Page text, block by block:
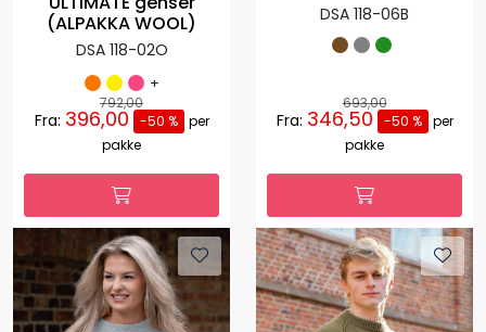
(ALPAKKA WOOL)
DSA 118-02O
+
792,00
Fra: 396,00 -50 %
per
pakke
DSA 118-06B
693,00
Fra: 346,50 -50 %
per
pakke